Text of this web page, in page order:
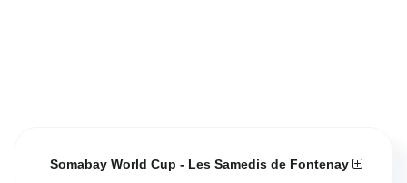
Somabay World Cup - Les Samedis de Fontenay